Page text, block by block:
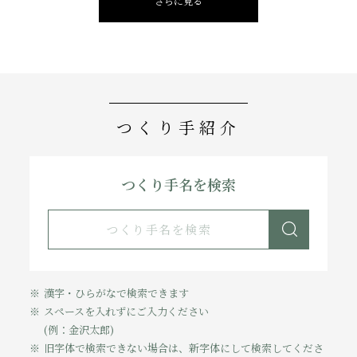
つくり手紹介
つくり手名を検索
漢字・ひらがなで検索できます
スペースを入れずにご入力ください
(例：金沢太郎)
旧字体で検索できない場合は、新字体にして検索してくださ